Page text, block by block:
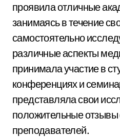
проявила отличные
занимаясь в течение
самостоятельно
различные аспекты
принимала участие в
конференциях и
представляла свои
положительные отзывы
преподавателей.